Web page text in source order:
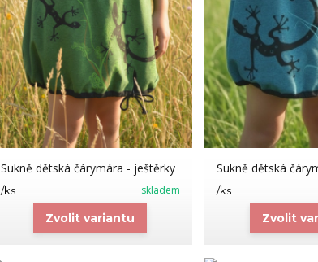
Sukně dětská čárymára - ještěrky
/ks skladem
Zvolit variantu
Sukně dětská
/ks
Zvolit